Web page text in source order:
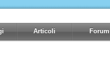
Articoli Forum